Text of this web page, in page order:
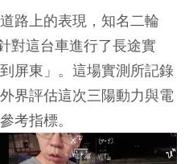
路上的表現，知名二輪
對這台車進行了長途實
屏東」。這場實測所記錄
界評估這次三陽動力與電
考指標。